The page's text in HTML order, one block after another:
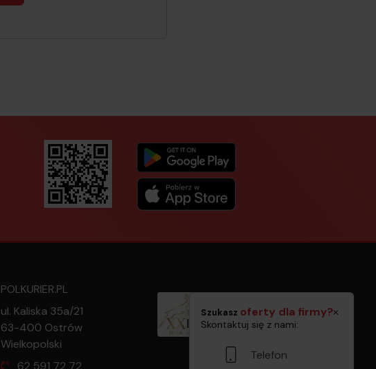
Szukasz oferty dla firmy?
Skontaktuj się z nami:
Telefon
POLKURIER.PL
ul. Kaliska 35a/21
63-400 Ostrów
Wielkopolski
62 591 72 72